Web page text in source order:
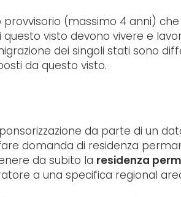
provvisorio (massimo 4 anni)
questo visto devono vivere e
dei singoli stati sono
da questo visto.
da parte di un
domanda di residenza
da subito la residenza
a una specifica regional